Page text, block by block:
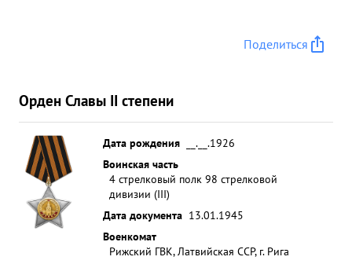
Поделиться
Орден Славы II степени
Дата рождения
__.__.1926
Воинская часть
4 стрелковый полк 98 стрелковой
дивизии (III)
Дата документа 13.01.1945
Военкомат
Рижский ГВК, Латвийская ССР, г. Рига